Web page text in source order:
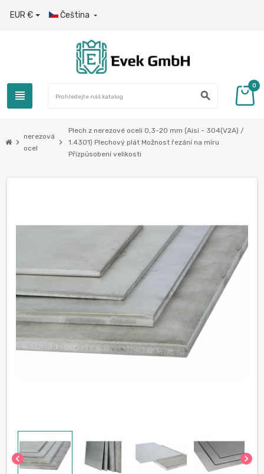
EUR € Čeština 
view_headline search
0
chevron_right
nerezová
ocel
chevron_right
Plech z nerezové oceli 0,3-20 mm (Aisi - 304(V2A) /
1.4301) Plechový plát Možnost řezání na míru
Přizpůsobení velikosti
chevron_left chevron_right